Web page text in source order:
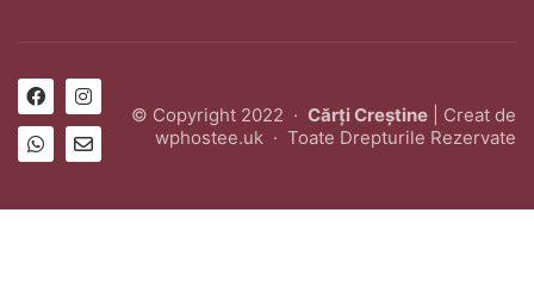
© Copyright 2022 · Cărți Creștine | Creat de
wphostee.uk · Toate Drepturile Rezervate